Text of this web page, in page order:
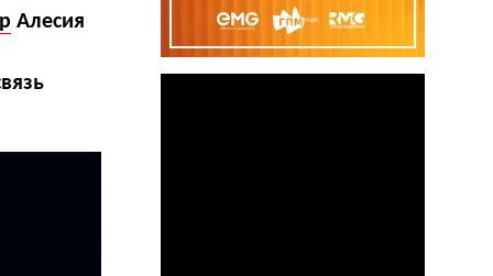
Алесия